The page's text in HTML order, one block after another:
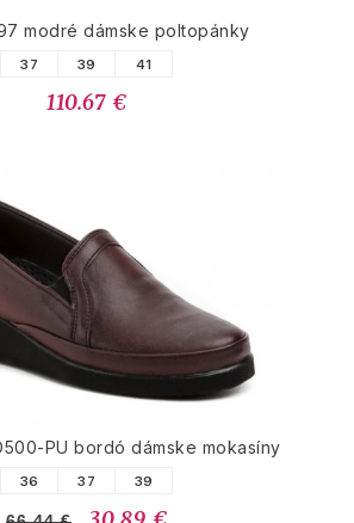
modré dámske poltopánky
37 39 41
110.67 €
PU bordó dámske mokasíny
36 37 39